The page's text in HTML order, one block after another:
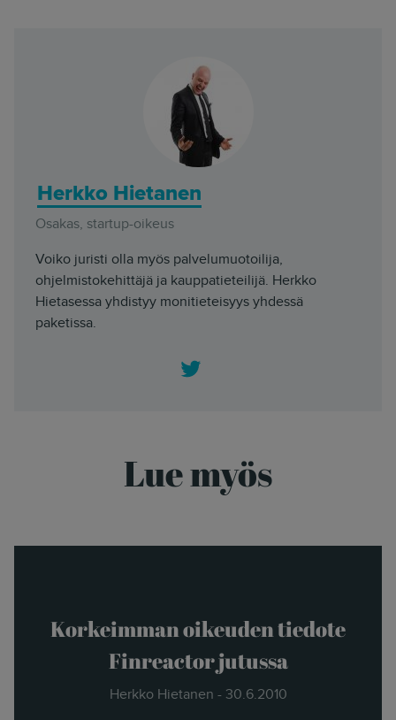
Herkko Hietanen
Osakas, startup-oikeus
Voiko juristi olla myös palvelumuotoilija,
ohjelmistokehittäjä ja kauppatieteilijä. Herkko
Hietasessa yhdistyy monitieteisyys yhdessä
paketissa.
Lue myös
Korkeimman oikeuden tiedote
Finreactor jutussa
Herkko Hietanen - 30.6.2010